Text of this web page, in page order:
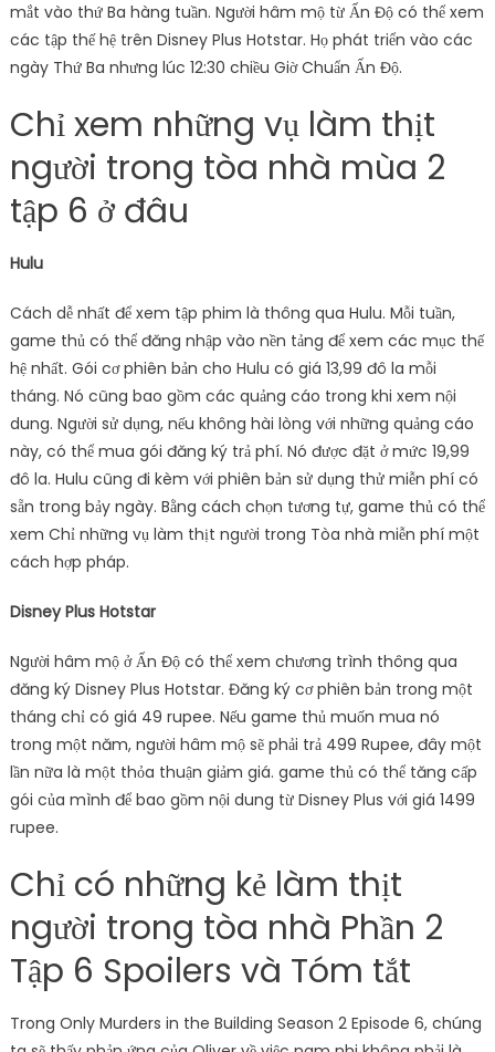
mắt vào thứ Ba hàng tuần. Người hâm mộ từ Ấn Độ có thể xem
các tập thế hệ trên Disney Plus Hotstar. Họ phát triển vào các
ngày Thứ Ba nhưng lúc 12:30 chiều Giờ Chuẩn Ấn Độ.
Chỉ xem những vụ làm thịt
người trong tòa nhà mùa 2
tập 6 ở đâu
Hulu
Cách dễ nhất để xem tập phim là thông qua Hulu. Mỗi tuần,
game thủ có thể đăng nhập vào nền tảng để xem các mục thế
hệ nhất. Gói cơ phiên bản cho Hulu có giá 13,99 đô la mỗi
tháng. Nó cũng bao gồm các quảng cáo trong khi xem nội
dung. Người sử dụng, nếu không hài lòng với những quảng cáo
này, có thể mua gói đăng ký trả phí. Nó được đặt ở mức 19,99
đô la. Hulu cũng đi kèm với phiên bản sử dụng thử miễn phí có
sẵn trong bảy ngày. Bằng cách chọn tương tự, game thủ có thể
xem Chỉ những vụ làm thịt người trong Tòa nhà miễn phí một
cách hợp pháp.
Disney Plus Hotstar
Người hâm mộ ở Ấn Độ có thể xem chương trình thông qua
đăng ký Disney Plus Hotstar. Đăng ký cơ phiên bản trong một
tháng chỉ có giá 49 rupee. Nếu game thủ muốn mua nó
trong một năm, người hâm mộ sẽ phải trả 499 Rupee, đây một
lần nữa là một thỏa thuận giảm giá. game thủ có thể tăng cấp
gói của mình để bao gồm nội dung từ Disney Plus với giá 1499
rupee.
Chỉ có những kẻ làm thịt
người trong tòa nhà Phần 2
Tập 6 Spoilers và Tóm tắt
Trong Only Murders in the Building Season 2 Episode 6, chúng